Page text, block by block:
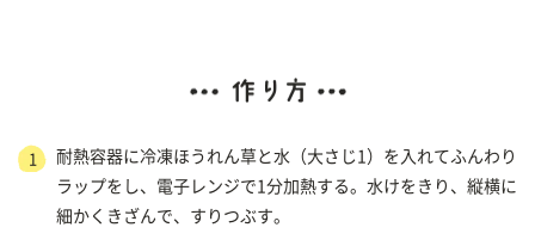
1
耐熱容器に冷凍ほうれん草と水（大さじ1）を入れてふんわり
ラップをし、電子レンジで1分加熱する。水けをきり、縦横に
細かくきざんで、すりつぶす。